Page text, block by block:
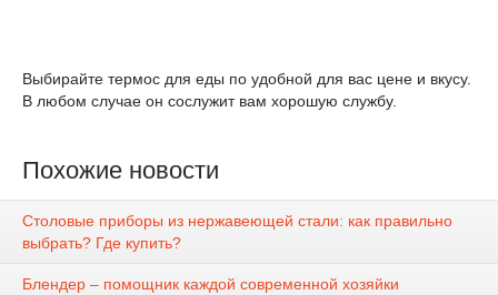
Выбирайте термос для еды по удобной для вас цене и вкусу.
В любом случае он сослужит вам хорошую службу.
Похожие новости
Столовые приборы из нержавеющей стали: как правильно
выбрать? Где купить?
Блендер – помощник каждой современной хозяйки